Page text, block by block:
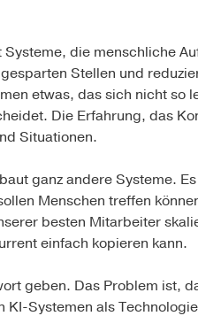
die menschliche
Stellen und
etwas, das sich nicht so
Die Erfahrung, das
Situationen.
ganz andere Systeme.
Menschen treffen
besten Mitarbeiter
einfach kopieren kann.
geben. Das Problem ist,
Systemen als